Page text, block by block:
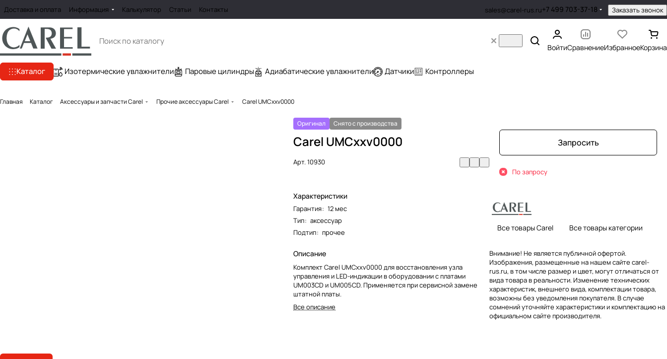
Доставка и оплата Информация Калькулятор Статьи Контакты sales@carel-rus.ru+7 499 703-37-18 Заказать звонок
ВойтиСравнениеИзбранноеКорзина
Каталог Изотермические увлажнители Паровые цилиндры Адиабатические увлажнители Датчики Контроллеры
Главная Каталог Аксессуары и запчасти Carel Прочие аксессуары Carel Carel UMCxxv0000
Оригинал Снято с производства
Carel UMCxxv0000
Арт.10930
Характеристики
Гарантия: 12 мес
Тип: аксессуар
Подтип: прочее
Описание
Комплект Carel UMCxxv0000 для восстановления узла
управления и LED-индикации в оборудовании с платами
UM003CD и UM005CD. Применяется при сервисной замене
штатной платы.
Все описание
Запросить
По запросу
Все товары Carel Все товары категории
Внимание! Не является публичной офертой.
Изображения, размещенные на нашем сайте carel-
rus.ru, в том числе размер и цвет, могут отличаться от
вида товара в реальности. Изменение технических
характеристик, внешнего вида, комплектации товара,
возможны без уведомления покупателя. В случае
сомнений уточняйте характеристики и комплектацию на
официальном сайте производителя.